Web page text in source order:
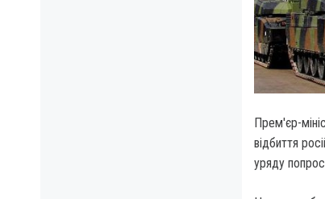
Прем'єр-
відбиття
уряду